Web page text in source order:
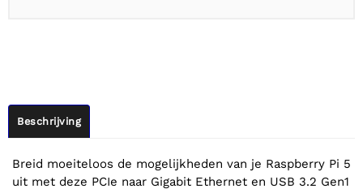
Beschrijving
Breid moeiteloos de mogelijkheden van je Raspberry Pi 5
uit met deze PCIe naar Gigabit Ethernet en USB 3.2 Gen1